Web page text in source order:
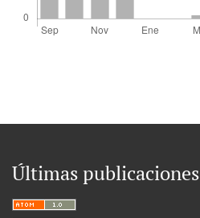
Últimas publicaciones